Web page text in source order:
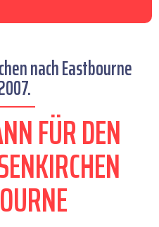
nach Eastbourne
FÜR DEN